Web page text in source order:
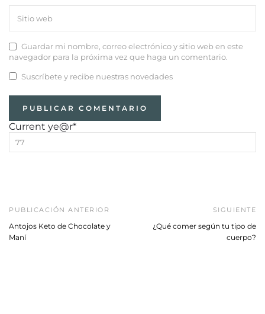
Guardar mi nombre, correo electrónico y sitio web en este
navegador para la próxima vez que haga un comentario.
Suscríbete y recibe nuestras novedades
Current ye@r*
PUBLICACIÓN ANTERIOR
Antojos Keto de Chocolate y
Maní
SIGUIENTE
¿Qué comer según tu tipo de
cuerpo?